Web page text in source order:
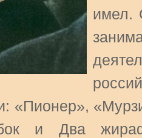
имел.
«Пионер»,
и Два